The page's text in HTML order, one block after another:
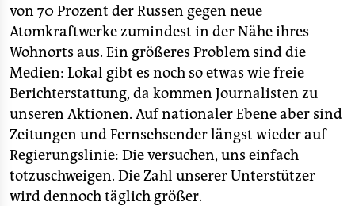
von 70 Prozent der Russen gegen neue
Atomkraftwerke zumindest in der Nähe ihres
Wohnorts aus. Ein größeres Problem sind die
Medien: Lokal gibt es noch so etwas wie freie
Berichterstattung, da kommen Journalisten zu
unseren Aktionen. Auf nationaler Ebene aber sind
Zeitungen und Fernsehsender längst wieder auf
Regierungslinie: Die versuchen, uns einfach
totzuschweigen. Die Zahl unserer Unterstützer
wird dennoch täglich größer.